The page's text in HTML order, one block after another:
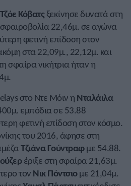
Τζόε Κόβατς ξεκίνησε δυνατά στη
σφαιροβολία 22,46μ. σε αγώνα
φετινή επίδοση στον
στα 22,09μ., 22,12μ. και
σφαίρα νικήτρια ήταν η
στο Ντε Μόιν η Νταλάιλα
εμπόδια σε 53.88
φετινή επίδοση στον κόσμο.
του 2016, άφησε στη
Τζιάνα Γούντραφμε 54.88.
έριξε στη σφαίρα 21,63μ.
τον Νικ Πόντσιομε 21,04μ.